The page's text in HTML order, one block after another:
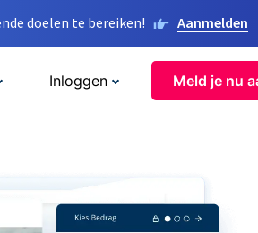
doelen te bereiken! Aanmelden
Inloggen Meld je nu